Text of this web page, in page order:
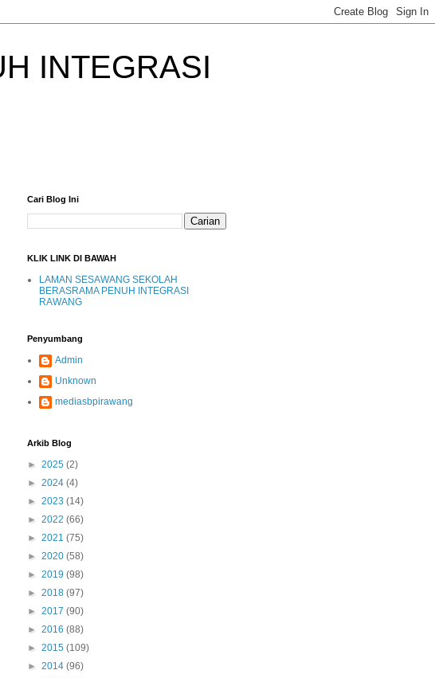
INTEGRASI
Cari Blog Ini
KLIK LINK DI BAWAH
LAMAN SESAWANG SEKOLAH
BERASRAMA PENUH INTEGRASI
RAWANG
Penyumbang
Admin
Unknown
mediasbpirawang
Arkib Blog
► 2025 (2)
► 2024 (4)
► 2023 (14)
► 2022 (66)
► 2021 (75)
► 2020 (58)
► 2019 (98)
► 2018 (97)
► 2017 (90)
► 2016 (88)
► 2015 (109)
► 2014 (96)